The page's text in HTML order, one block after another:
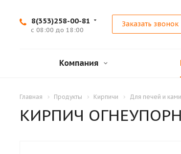
8(353)258-00-81
с 08:00 до 18:00
Заказать звонок
Компания
Главная Продукты Кирпичи Для печей и
КИРПИЧ